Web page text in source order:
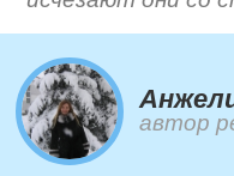
автор